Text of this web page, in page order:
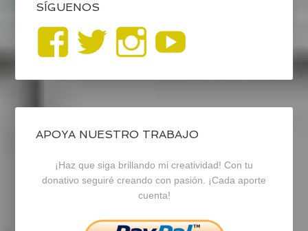
SÍGUENOS
Ver
perfil
de
blogrecursosep
en
Facebook
Ver
perfil
de
recursosep
en
Twitter
Ver
perfil
de
recursosep
en
Instagram
APOYA NUESTRO TRABAJO
¡Haz que siga brillando mi creatividad! Con tu
donativo seguiré creando con pasión. ¡Cada aporte
cuenta!